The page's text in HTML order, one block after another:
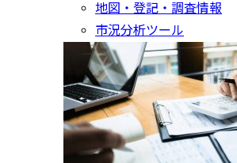
地図・登記・調査情報
市況分析ツール